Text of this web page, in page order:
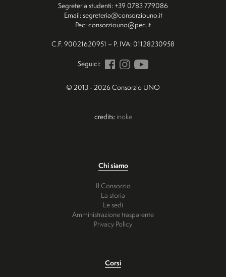
Segreteria studenti: +39 0783 779086
Email: segreteria@consorziouno.it
Pec: consorziouno@pec.it
C.F. 90021620951 – P. IVA: 01128230958
Seguici:
© 2013 - 2026 Consorzio UNO
credits: inoke
Chi siamo
Il Consorzio
La storia
Le sedi
Amministrazione trasparente
Privacy Policy
Corsi